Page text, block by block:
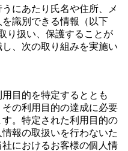
にあたり氏名や住所、メ
識別できる情報（以下
り扱い、保護することが
、次の取り組みを実施い
目的を特定するととも
の利用目的の達成に必要
。特定された利用目的の
報の取扱いを行わないた
におけるお客様の個人情